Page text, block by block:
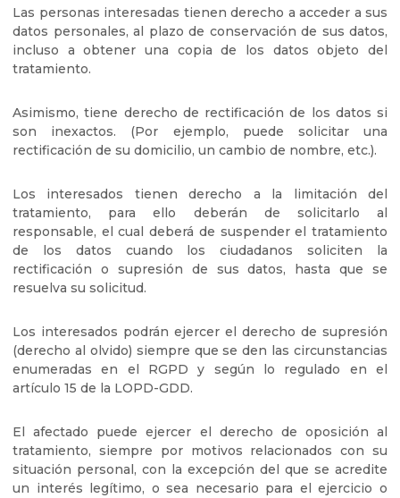
Las personas interesadas tienen derecho a acceder a sus
datos personales, al plazo de conservación de sus datos,
incluso a obtener una copia de los datos objeto del
tratamiento.
Asimismo, tiene derecho de rectificación de los datos si
son inexactos. (Por ejemplo, puede solicitar una
rectificación de su domicilio, un cambio de nombre, etc.).
Los interesados tienen derecho a la limitación del
tratamiento, para ello deberán de solicitarlo al
responsable, el cual deberá de suspender el tratamiento
de los datos cuando los ciudadanos soliciten la
rectificación o supresión de sus datos, hasta que se
resuelva su solicitud.
Los interesados podrán ejercer el derecho de supresión
(derecho al olvido) siempre que se den las circunstancias
enumeradas en el RGPD y según lo regulado en el
artículo 15 de la LOPD-GDD.
El afectado puede ejercer el derecho de oposición al
tratamiento, siempre por motivos relacionados con su
situación personal, con la excepción del que se acredite
un interés legítimo, o sea necesario para el ejercicio o